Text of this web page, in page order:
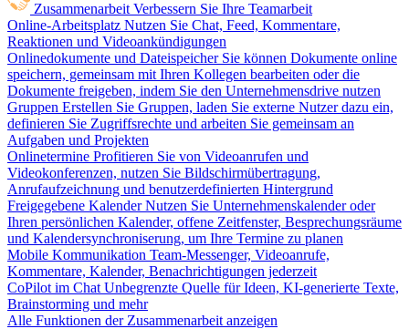
Zusammenarbeit Verbessern Sie Ihre Teamarbeit
Online-Arbeitsplatz Nutzen Sie Chat, Feed, Kommentare,
Reaktionen und Videoankündigungen
Onlinedokumente und Dateispeicher Sie können Dokumente online
speichern, gemeinsam mit Ihren Kollegen bearbeiten oder die
Dokumente freigeben, indem Sie den Unternehmensdrive nutzen
Gruppen Erstellen Sie Gruppen, laden Sie externe Nutzer dazu ein,
definieren Sie Zugriffsrechte und arbeiten Sie gemeinsam an
Aufgaben und Projekten
Onlinetermine Profitieren Sie von Videoanrufen und
Videokonferenzen, nutzen Sie Bildschirmübertragung,
Anrufaufzeichnung und benutzerdefinierten Hintergrund
Freigegebene Kalender Nutzen Sie Unternehmenskalender oder
Ihren persönlichen Kalender, offene Zeitfenster, Besprechungsräume
und Kalendersynchroniserung, um Ihre Termine zu planen
Mobile Kommunikation Team-Messenger, Videoanrufe,
Kommentare, Kalender, Benachrichtigungen jederzeit
CoPilot im Chat Unbegrenzte Quelle für Ideen, KI-generierte Texte,
Brainstorming und mehr
Alle Funktionen der Zusammenarbeit anzeigen